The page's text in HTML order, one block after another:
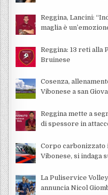
Reggina, Lancini:
maglia è
Reggina: 13 reti alla
Bruinese
Cosenza,
Vibonese a san
Reggina mette a
di spessore in
Corpo carbonizzato
Vibonese, si indaga
La Puliservice
annuncia Nicol